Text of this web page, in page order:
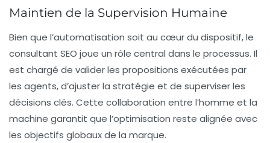
Maintien de la Supervision Humaine
Bien que l’automatisation soit au cœur du dispositif, le
consultant SEO joue un rôle central dans le processus. Il
est chargé de valider les propositions exécutées par
les agents, d’ajuster la stratégie et de superviser les
décisions clés. Cette collaboration entre l’homme et la
machine garantit que l’optimisation reste alignée avec
les objectifs globaux de la marque.